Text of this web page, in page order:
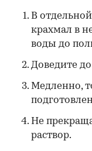
В
крахмал в
воды до
Доведите
Медленно,
Не
раствор.